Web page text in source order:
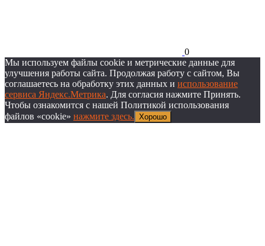
0
Мы используем файлы cookie и метрические данные для
улучшения работы сайта. Продолжая работу с сайтом, Вы
соглашаетесь на обработку этих данных и использование
сервиса Яндекс.Метрика. Для согласия нажмите Принять.
Чтобы ознакомится с нашей Политикой использования
файлов «cookie» нажмите здесь. Хорошо